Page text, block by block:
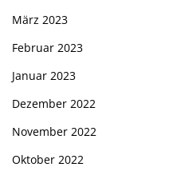
März 2023
Februar 2023
Januar 2023
Dezember 2022
November 2022
Oktober 2022